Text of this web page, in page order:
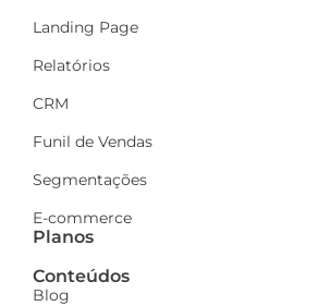
Landing Page
Relatórios
CRM
Funil de Vendas
Segmentações
E-commerce
Planos
Conteúdos
Blog